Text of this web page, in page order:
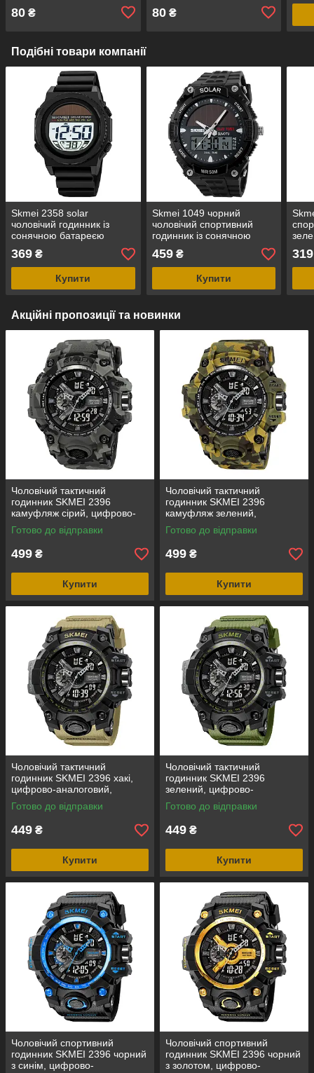
80 ₴ 80₴
Подібні товари компанії
Skmei 2358 solar
чоловічий годинник із
сонячною батареєю
чорний/білий
369 ₴
Купити
Skmei 1049 чорний
чоловічий спортивний
годинник із сонячною
батареєю
459₴
Купити
319
Акційні пропозиції та новинки
Чоловічий тактичний
годинник SKMEI 2396
камуфляж сірий, цифрово-
аналоговий, водозахист 5
ATM
Готово до відправки
499 ₴
Купити
Чоловічий тактичний
годинник SKMEI 2396
камуфляж зелений,
цифрово-аналоговий,
водозахист 5 ATM
Готово до відправки
499 ₴
Купити
Чоловічий тактичний
годинник SKMEI 2396 хакі,
цифрово-аналоговий,
водозахист 5 ATM
Готово до відправки
449 ₴
Купити
Чоловічий тактичний
годинник SKMEI 2396
зелений, цифрово-
аналоговий, водозахист 5
ATM
Готово до відправки
449 ₴
Купити
Чоловічий спортивний
годинник SKMEI 2396 чорний
з синім, цифрово-
Чоловічий спортивний
годинник SKMEI 2396 чорний
з золотом, цифрово-